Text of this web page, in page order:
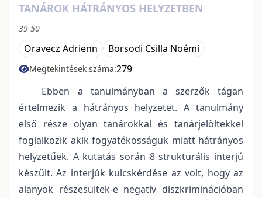
TANÁROK HÁTRÁNYOS HELYZETBEN
39-50
Oravecz Adrienn Borsodi Csilla Noémi
Megtekintések száma:279
Ebben a tanulmányban a szerzők tágan
értelmezik a hátrányos helyzetet. A tanulmány
első része olyan tanárokkal és tanárjelöltekkel
foglalkozik akik fogyatékosságuk miatt hátrányos
helyzetűek. A kutatás során 8 strukturális interjú
készült. Az interjúk kulcskérdése az volt, hogy az
alanyok részesültek-e negatív diszkriminációban